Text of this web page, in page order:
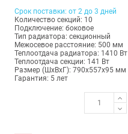
Срок поставки: от 2 до 3 дней
Количество секций: 10
Подключение: боковое
Тип радиатора: секционный
Межосевое расстояние: 500 мм
Теплоотдача радиатора: 1410 Вт
Теплоотдача секции: 141 Вт
Размер (ШхВхГ): 790х557х95 мм
Гарантия: 5 лет